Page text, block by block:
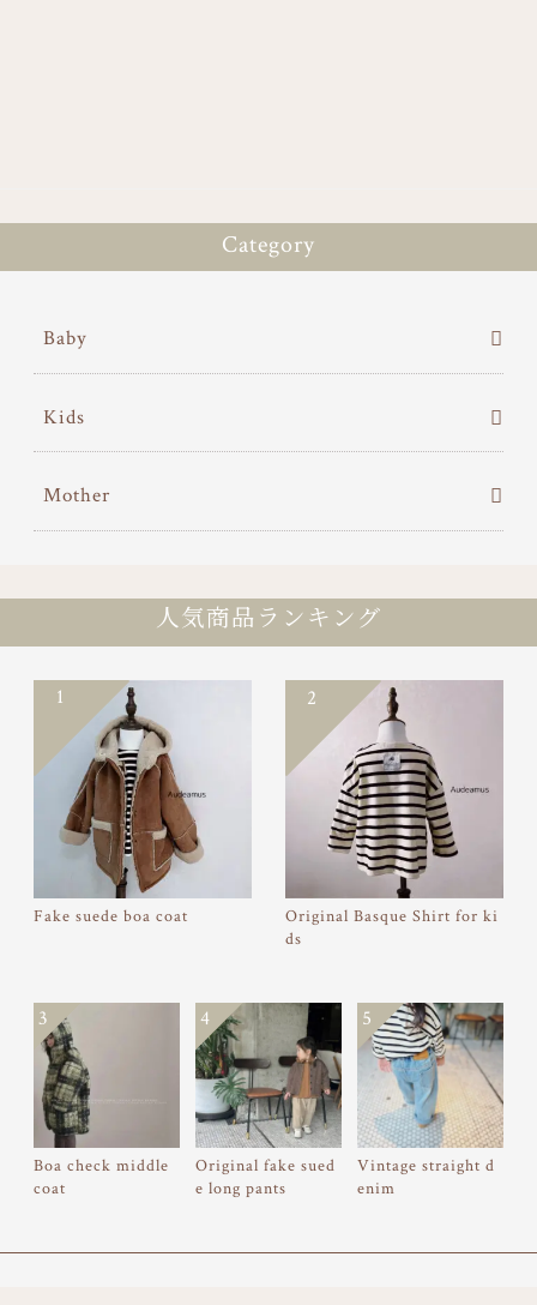
Category
Baby
Kids
Mother
人気商品ランキング
Fake suede boa coat
1
Original Basque Shirt for ki
ds
2
Boa check middle
coat
3
Original fake sued
e long pants
4
Vintage straight d
enim
5